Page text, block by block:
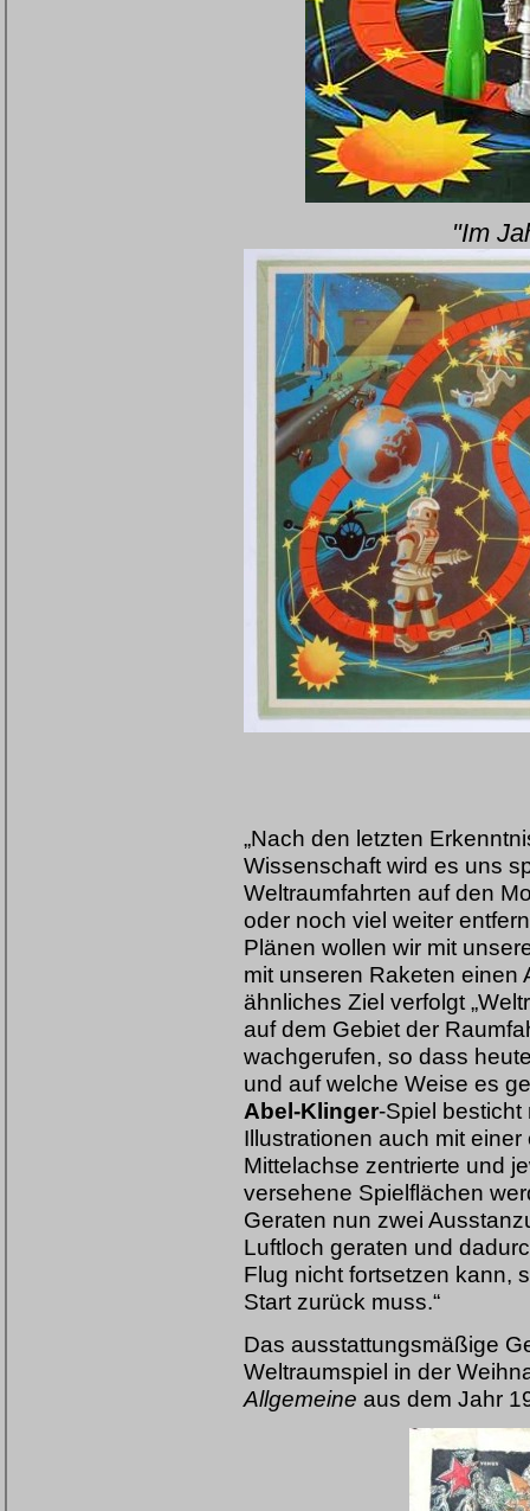
"Im
„Nach den letzten
Wissenschaft wird es uns
Weltraumfahrten auf den
oder noch viel weiter
Plänen wollen wir mit
mit unseren Raketen einen
ähnliches Ziel verfolgt
auf dem Gebiet der
wachgerufen, so dass
und auf welche Weise es
Abel-Klinger-Spiel
Illustrationen auch mit
Mittelachse zentrierte und
versehene Spielflächen
Geraten nun zwei
Luftloch geraten und
Flug nicht fortsetzen kann,
Start zurück muss.“
Das ausstattungsmäßige
Weltraumspiel in der
Allgemeine aus dem Jahr